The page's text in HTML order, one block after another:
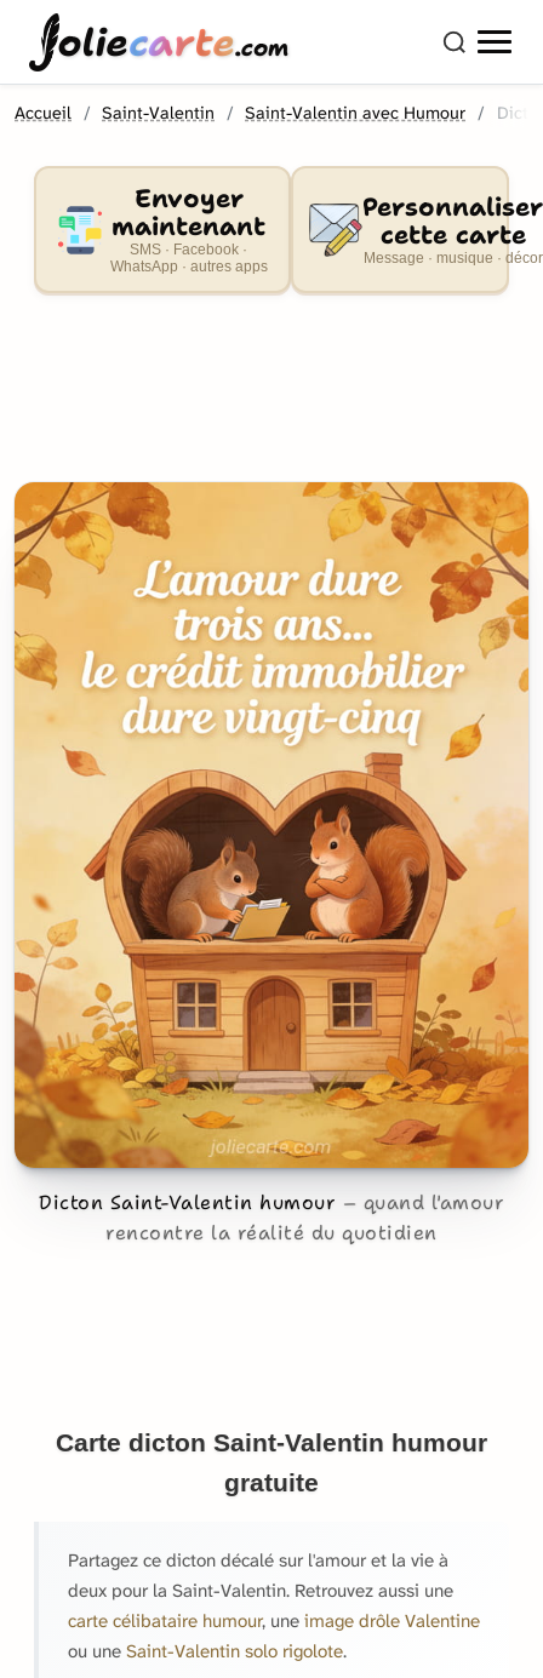
oliecarte.com
Accueil Saint-Valentin Saint-Valentin avec Humour
Envoyer
maintenant
SMS · Facebook ·
WhatsApp · autres apps
Personnaliser
cette carte
Message · musique · décor
Dicton Saint-Valentin humour
quand l'amour
rencontre la réalité du quotidien
Carte dicton Saint-Valentin humour
gratuite
Partagez ce dicton décalé sur l'amour et la vie à
deux pour la Saint-Valentin. Retrouvez aussi une
carte célibataire humour, une image drôle Valentine
ou une Saint-Valentin solo rigolote.